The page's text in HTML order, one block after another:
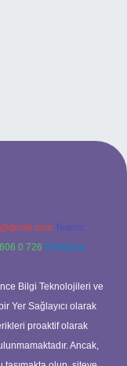
Teams:
0 726 Telegram:
Bilgi Teknolojileri ve
Yer Sağlayıcı olarak
proaktif olarak
Ancak,